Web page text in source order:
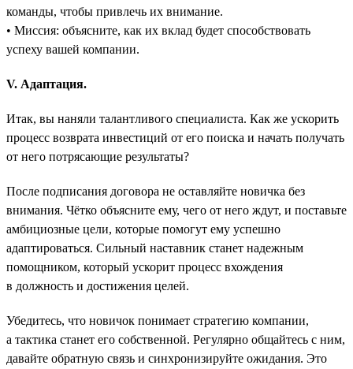
команды, чтобы привлечь их внимание.
• Миссия: объясните, как их вклад будет способствовать
успеху вашей компании.
V. Адаптация.
Итак, вы наняли талантливого специалиста. Как же ускорить
процесс возврата инвестиций от его поиска и начать получать
от него потрясающие результаты?
После подписания договора не оставляйте новичка без
внимания. Чётко объясните ему, чего от него ждут, и поставьте
амбициозные цели, которые помогут ему успешно
адаптироваться. Сильный наставник станет надежным
помощником, который ускорит процесс вхождения
в должность и достижения целей.
Убедитесь, что новичок понимает стратегию компании,
а тактика станет его собственной. Регулярно общайтесь с ним,
давайте обратную связь и синхронизируйте ожидания. Это